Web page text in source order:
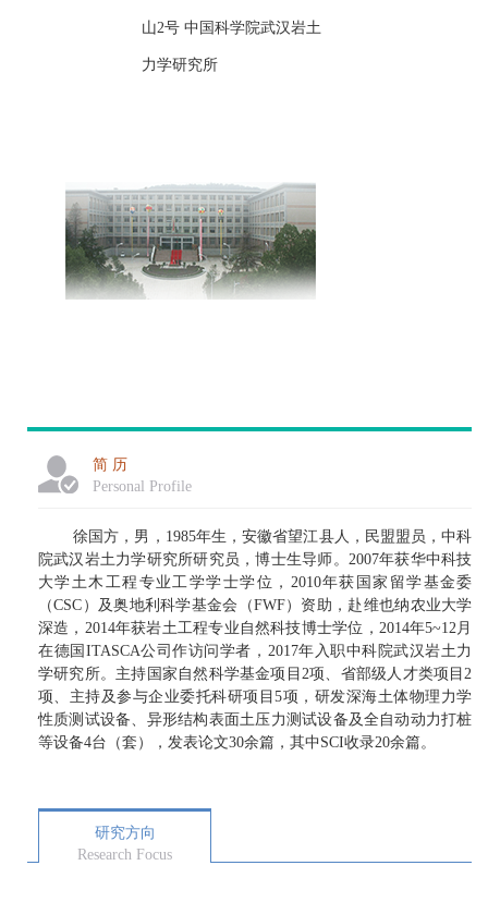
山2号 中国科学院武汉岩土
力学研究所
简 历
Personal Profile
徐国方，男， 1985年生，安徽省望江县人，民盟盟员，中科
院武汉岩土力学研究所研究员，博士生导师。 2007年获华中科技
大学土木工程专业工学学士学位， 2010年获国家留学基金委
（CSC ）及奥地利科学基金会（FWF）资助，赴维也纳农业大学
深造， 2014年获岩土工程专业自然科技博士学位， 2014年5~12 月
在德国 ITASCA公司作访问学者， 2017年入职中科院武汉岩土力
学研究所。主持国家自然科学基金项目 2项、省部级人才类项目 2
项、主持及参与企业委托科研项目5项，研发深海土体物理力学
性质测试设备、异形结构表面土压力测试设备及全自动动力打桩
等设备4台（套），发表论文30余篇，其中 SCI收录20余篇。
研究方向
Research Focus